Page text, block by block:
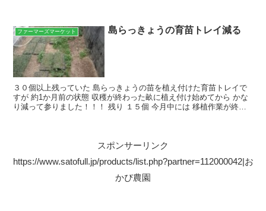
ファーマーズマーケット 島らっきょうの育苗トレイ減る
３０個以上残っていた 島らっきょうの苗を植え付けた育苗トレイで
すが 約1か月前の状態 収穫が終わった畝に植え付け始めてから かな
り減って参りました！！！ 残り １５個 今月中には 移植作業が終わ
スポンサーリンク
https://www.satofull.jp/products/list.php?partner=112000042|お
かぴ農園